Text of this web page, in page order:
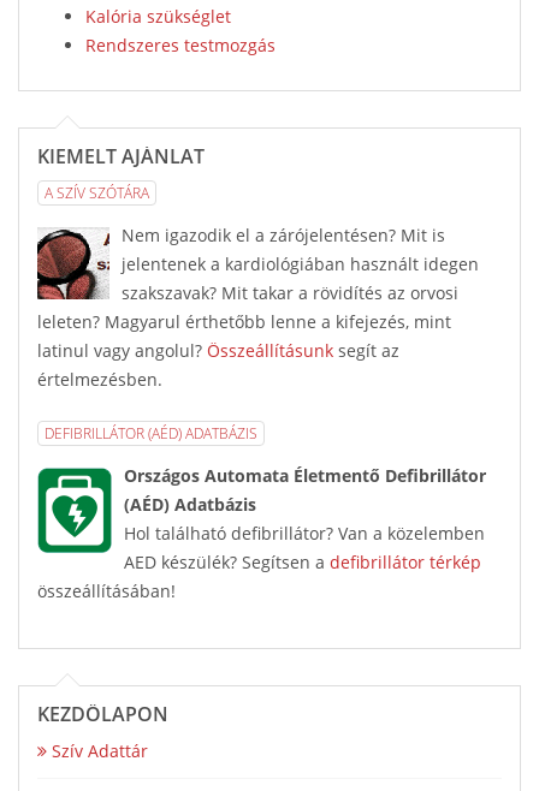
Kalória szükséglet
Rendszeres testmozgás
KIEMELT AJÁNLAT
A SZÍV SZÓTÁRA
Nem igazodik el a zárójelentésen? Mit is
jelentenek a kardiológiában használt idegen
szakszavak? Mit takar a rövidítés az orvosi
leleten? Magyarul érthetőbb lenne a kifejezés, mint
latinul vagy angolul? Összeállításunk segít az
értelmezésben.
DEFIBRILLÁTOR (AÉD) ADATBÁZIS
Országos Automata Életmentő Defibrillátor
(AÉD) Adatbázis
Hol található defibrillátor? Van a közelemben
AED készülék? Segítsen a defibrillátor térkép
összeállításában!
KEZDŐLAPON
Szív Adattár